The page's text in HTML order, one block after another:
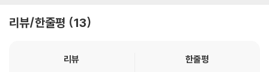
에는 책들로 이뤄진 고치 속에 들어 있는 사람들의 느리고 지속적인 숨소
위해선 그보다 더 빨리 움직여야 하고, 그렇기에 SF는 그 어떤 문학보다도
신”을 비롯한 세계적 작가의 신작을 국내에 선보이는 연간 선집 시리즈가
리뷰/한줄평 13
리뷰 한줄평